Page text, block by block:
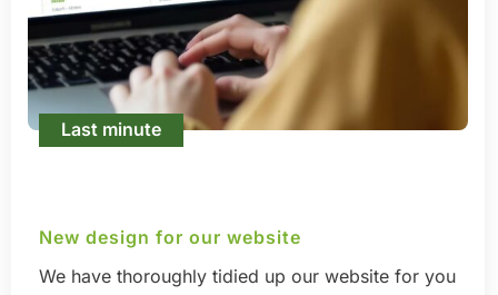
Last minute
New design for our website
We have thoroughly tidied up our website for you